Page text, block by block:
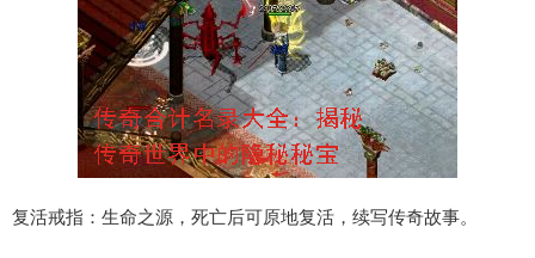
复活戒指：生命之源，死亡后可原地复活，续写传奇故事。